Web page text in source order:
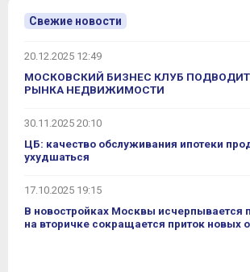
Свежие новости
20.12.2025 12:49
МОСКОВСКИЙ БИЗНЕС КЛУБ
РЫНКА НЕДВИЖИМОСТИ
30.11.2025 20:10
ЦБ: качество обслуживания ипотеки
ухудшаться
17.10.2025 19:15
В новостройках Москвы исчерпывается
на вторичке сокращается приток новых